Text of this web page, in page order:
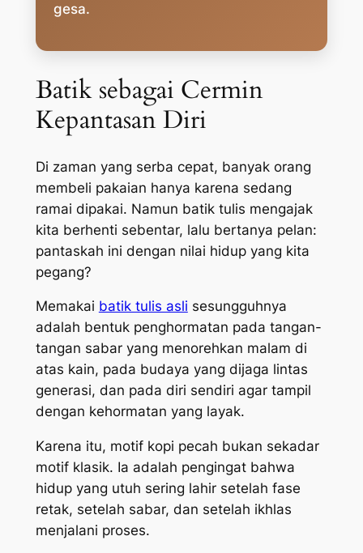
gesa.
Batik sebagai Cermin
Kepantasan Diri
Di zaman yang serba cepat, banyak orang
membeli pakaian hanya karena sedang
ramai dipakai. Namun batik tulis mengajak
kita berhenti sebentar, lalu bertanya pelan:
pantaskah ini dengan nilai hidup yang kita
pegang?
Memakai batik tulis asli sesungguhnya
adalah bentuk penghormatan pada tangan-
tangan sabar yang menorehkan malam di
atas kain, pada budaya yang dijaga lintas
generasi, dan pada diri sendiri agar tampil
dengan kehormatan yang layak.
Karena itu, motif kopi pecah bukan sekadar
motif klasik. Ia adalah pengingat bahwa
hidup yang utuh sering lahir setelah fase
retak, setelah sabar, dan setelah ikhlas
menjalani proses.